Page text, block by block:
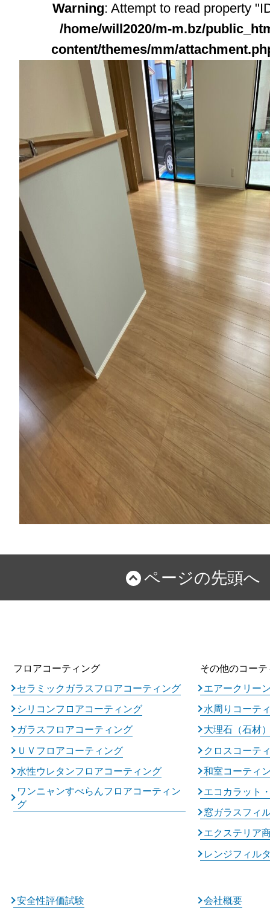
Warning: Attempt to read property
/home/will2020/m-m.bz/
content/themes/mm/
ページの先頭へ
フロアコーティング
セラミックガラスフロアコーティング
シリコンフロアコーティング
ガラスフロアコーティング
ＵＶフロアコーティング
水性ウレタンフロアコーティング
ワンニャンすべらんフロアコーティン
グ
その他のコー
エアークリー
水周りコーテ
大理石（石材
クロスコーテ
和室コーティ
エコカラット
窓ガラスフィ
エクステリア
レンジフィル
安全性評価試験 会社概要